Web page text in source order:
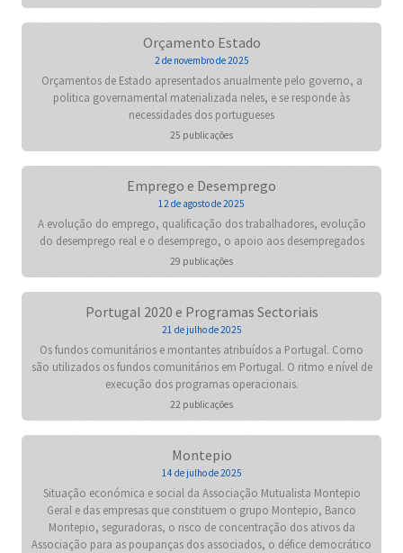
Orçamento Estado
2 de novembro de 2025
Orçamentos de Estado apresentados anualmente pelo governo, a
politica governamental materializada neles, e se responde às
necessidades dos portugueses
25 publicações
Emprego e Desemprego
12 de agosto de 2025
A evolução do emprego, qualificação dos trabalhadores, evolução
do desemprego real e o desemprego, o apoio aos desempregados
29 publicações
Portugal 2020 e Programas Sectoriais
21 de julho de 2025
Os fundos comunitários e montantes atribuídos a Portugal. Como
são utilizados os fundos comunitários em Portugal. O ritmo e nível de
execução dos programas operacionais.
22 publicações
Montepio
14 de julho de 2025
Situação económica e social da Associação Mutualista Montepio
Geral e das empresas que constituem o grupo Montepio, Banco
Montepio, seguradoras, o risco de concentração dos ativos da
Associação para as poupanças dos associados, o défice democrático